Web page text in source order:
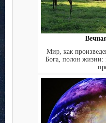
Мир, как
Бога, полон жизни: